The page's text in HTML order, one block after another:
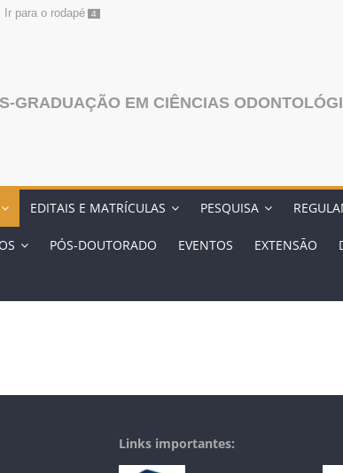
Ir para o rodapé 4
GRADUAÇÃO EM CIÊNCIAS
EDITAIS E MATRÍCULAS PESQUISA
PÓS-DOUTORADO EVENTOS EXTENSĀO
Links importantes: